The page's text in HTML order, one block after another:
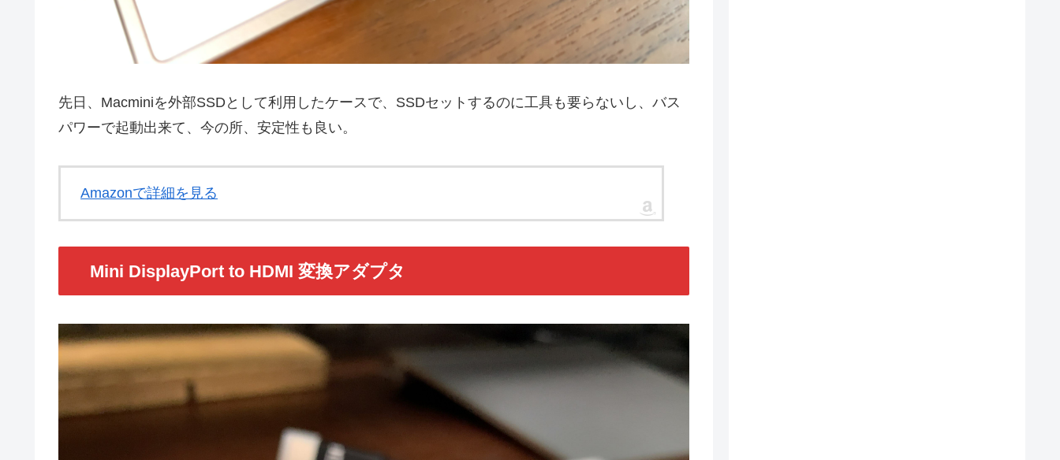
先日、Macminiを外部SSDとして利用したケースで、SSDセットするのに工具も要らないし、バス
パワーで起動出来て、今の所、安定性も良い。
Amazonで詳細を見る
Mini DisplayPort to HDMI 変換アダプタ